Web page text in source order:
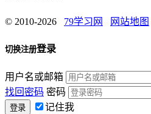
© 2010-2026 79学习网 网站地图
切换注册登录
用户名或邮箱
找回密码 密码
记住我